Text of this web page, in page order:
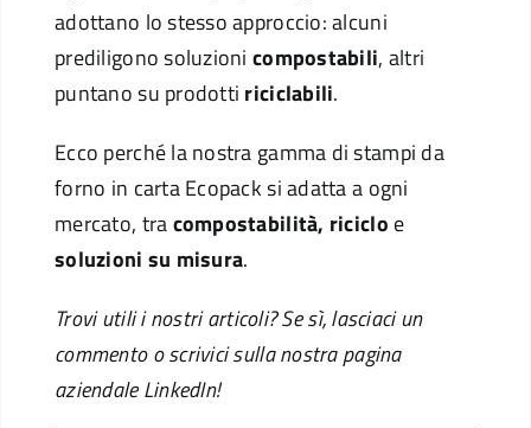
adottano lo stesso approccio: alcuni
prediligono soluzionicompostabili, altri
puntano su prodotti riciclabili.
Ecco perché la nostra gamma di stampi da
forno in carta Ecopack si adatta a ogni
mercato, tracompostabilità, riciclo e
soluzioni su misura.
Trovi utili i nostri articoli? Se sì, lasciaci un
commento o scrivici sulla nostra pagina
aziendale LinkedIn!